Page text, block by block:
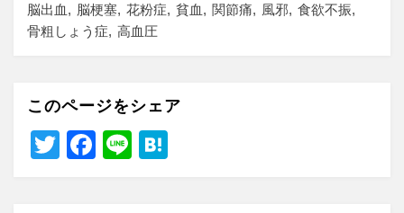
脳出血
脳梗塞 花粉症 貧血 関節痛 風邪 食欲不振
骨粗しょう症
高血圧
このページをシェア
T
F
Li